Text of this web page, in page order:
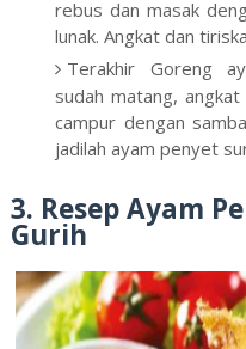
rebus dan masak
lunak. Angkat dan
Terakhir Goreng
sudah matang,
campur dengan
jadilah ayam penyet
3. Resep Ayam
Gurih